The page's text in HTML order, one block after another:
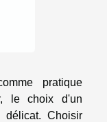
pratique
le choix d'un
Choisir